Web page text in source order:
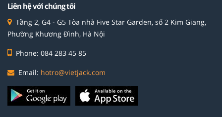
Liên hệ với chúng tôi
Tầng 2, G4 - G5 Tòa nhà Five Star Garden, số 2 Kim Giang,
Phường Khương Đình, Hà Nội
Phone: 084 283 45 85
Email: hotro@vietjack.com